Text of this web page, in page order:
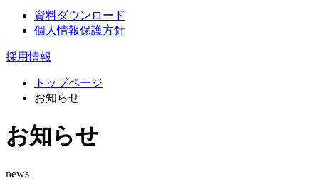
資料ダウンロード
個人情報保護方針
採用情報
トップページ
お知らせ
お知らせ
news